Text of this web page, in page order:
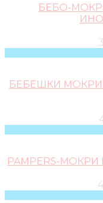
БЕБО-
БЕБЕШКИ
PAMPERS-МОКРИ